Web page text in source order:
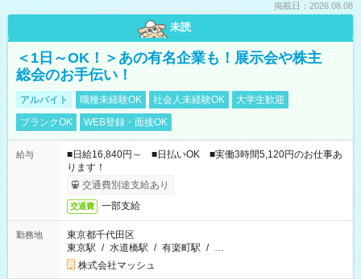
掲載日：2026.08.08
未読
＜1日～OK！＞あの有名企業も！展示会や株主
総会のお手伝い！
アルバイト 職種未経験OK 社会人未経験OK
大学生歓迎
ブランクOK
WEB登録・面接OK
給与
■日給16,840円～ ■日払いOK ■実働3時間5,120円のお仕事あ
ります！
交通費別途支給あり
交通費 一部支給
勤務地
東京都千代田区
東京駅 / 水道橋駅 / 有楽町駅 / …
株式会社マッシュ